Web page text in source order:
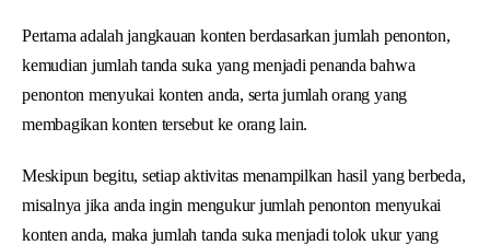
Pertama adalah jangkauan konten berdasarkan jumlah penonton,
kemudian jumlah tanda suka yang menjadi penanda bahwa
penonton menyukai konten anda, serta jumlah orang yang
membagikan konten tersebut ke orang lain.
Meskipun begitu, setiap aktivitas menampilkan hasil yang berbeda,
misalnya jika anda ingin mengukur jumlah penonton menyukai
konten anda, maka jumlah tanda suka menjadi tolok ukur yang